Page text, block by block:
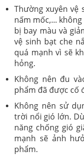
Thường xuyên vệ
nấm mốc,...
bị bay màu và
vệ sinh bạt che
quá mạnh vì sẽ
hỏng.
Không nên đu
phẩm đã được cố
Không nên sử
trời nổi gió lớn.
năng chống gió
mạnh sẽ ảnh
phẩm.